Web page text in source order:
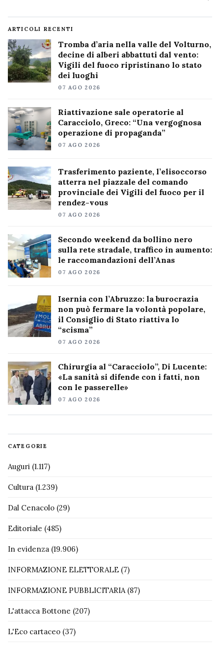
ARTICOLI RECENTI
Tromba d’aria nella valle del Volturno,
decine di alberi abbattuti dal vento:
Vigili del fuoco ripristinano lo stato
dei luoghi
07 AGO 2026
Riattivazione sale operatorie al
Caracciolo, Greco: “Una vergognosa
operazione di propaganda”
07 AGO 2026
Trasferimento paziente, l’elisoccorso
atterra nel piazzale del comando
provinciale dei Vigili del fuoco per il
rendez-vous
07 AGO 2026
Secondo weekend da bollino nero
sulla rete stradale, traffico in aumento:
le raccomandazioni dell’Anas
07 AGO 2026
Isernia con l’Abruzzo: la burocrazia
non può fermare la volontà popolare,
il Consiglio di Stato riattiva lo
“scisma”
07 AGO 2026
Chirurgia al “Caracciolo”, Di Lucente:
«La sanità si difende con i fatti, non
con le passerelle»
07 AGO 2026
CATEGORIE
Auguri (1.117)
Cultura (1.239)
Dal Cenacolo (29)
Editoriale (485)
In evidenza (19.906)
INFORMAZIONE ELETTORALE (7)
INFORMAZIONE PUBBLICITARIA(87)
L'attacca Bottone (207)
L'Eco cartaceo (37)